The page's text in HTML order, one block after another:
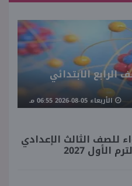
الابتدائي
الأربعاء 05-08-2026 06:55 مـ
للصف الثالث الإعدادي
الأول 2027